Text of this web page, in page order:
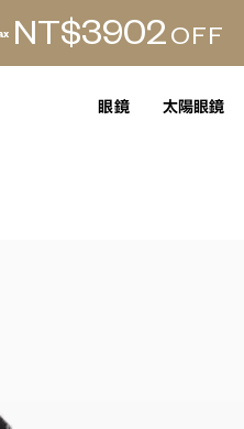
NT$3902 OFF
眼鏡 太陽眼鏡